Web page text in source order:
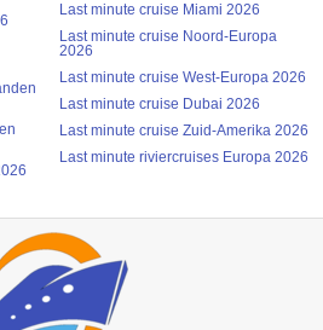
Last minute cruise Miami 2026
Last minute cruise Noord-Europa
2026
Last minute cruise West-Europa 2026
Last minute cruise Dubai 2026
Last minute cruise Zuid-Amerika 2026
Last minute riviercruises Europa 2026